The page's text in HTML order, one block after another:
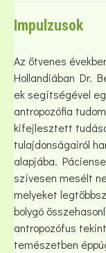
Irodalom
Dugó
Impulzusok
Az ötvenes
Hollandiában Dr.
ek segítségével
antropozófia
kifejlesztett
tulajdonságairól
alapjába.
szívesen mesélt
melyeket
bolygó
antropozófus
temészetben